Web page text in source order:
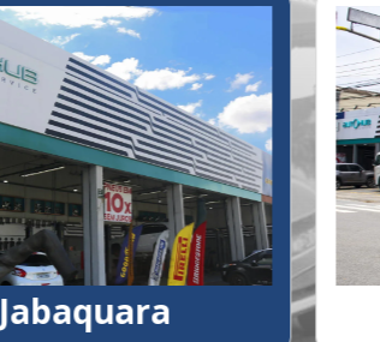
Jabaquara